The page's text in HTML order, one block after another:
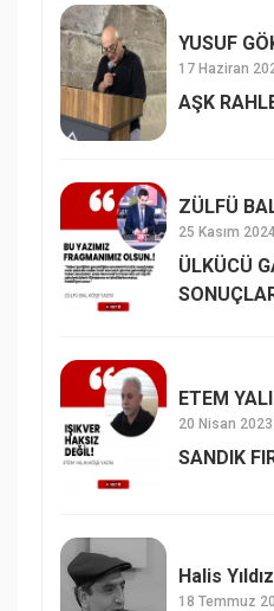
YUSUF
17 Haziran
AŞK
ZÜLFÜ
25 Kasım 2024
ÜLKÜCÜ
ETEM
20 Nisan 2023
SANDIK
Halis Yıldız
18 Temmuz